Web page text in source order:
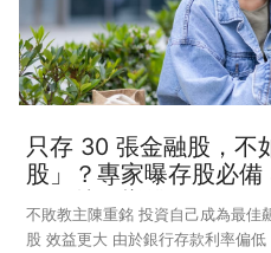
依約定時間歸還同數量同種類的有
只存 30 張金融股，不
股」？專家曝存股必
股票就那樣挑！
不敗教主陳重銘 投資自己成為最佳
股 效益更大 由於銀行存款利率偏低